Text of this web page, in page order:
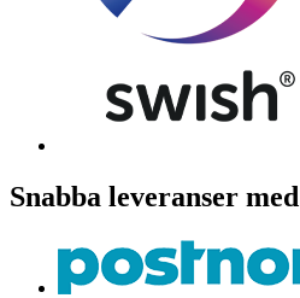
Snabba leveranser med